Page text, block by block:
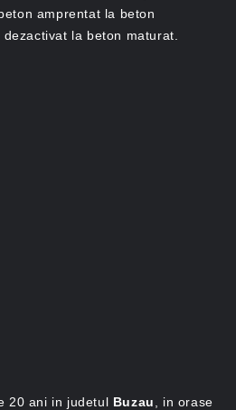
amprentat la beton
la beton maturat.
20 ani in judetul Buzau
, in orase